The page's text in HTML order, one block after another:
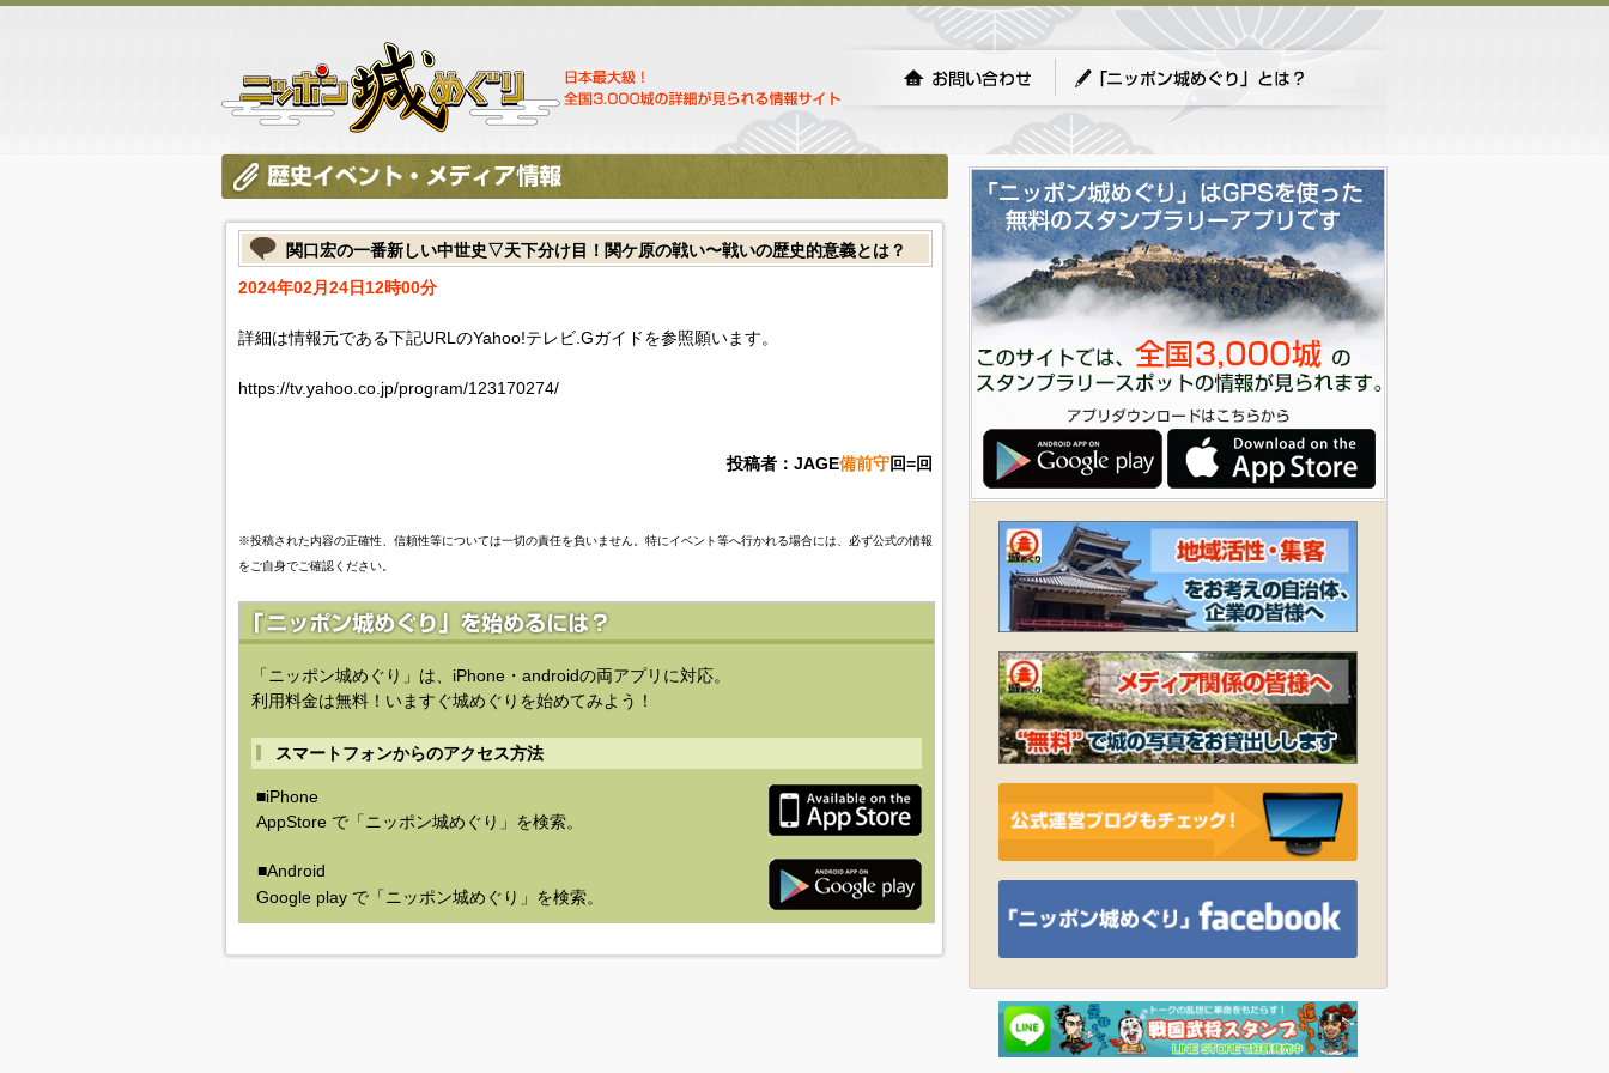
関口宏の一番新しい中世史▽天下分け目！関ケ原の戦い〜戦いの歴史的意義とは？
2024年02月24日12時00分
詳細は情報元である下記URLのYahoo!テレビ.Gガイドを参照願います。
https://tv.yahoo.co.jp/program/123170274/
投稿者：JAGE備前守回=回
※投稿された内容の正確性、信頼性等については一切の責任を負いません。特にイベント等へ行かれる場合には、必ず公式の情報
をご自身でご確認ください。
「ニッポン城めぐり」は、iPhone・androidの両アプリに対応。
利用料金は無料！いますぐ城めぐりを始めてみよう！
スマートフォンからのアクセス方法
■iPhone
AppStore で「ニッポン城めぐり」を検索。
■Android
Google play で「ニッポン城めぐり」を検索。